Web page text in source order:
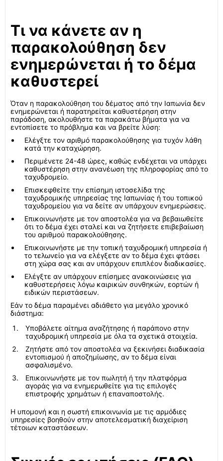
Τι να κάνετε αν η
παρακολούθηση δεν
ενημερώνεται ή το δέμα
καθυστερεί
Όταν η παρακολούθηση του δέματος από την Ιαπωνία δεν
ενημερώνεται ή παρατηρείται καθυστέρηση στην
παράδοση, ακολουθήστε τα παρακάτω βήματα για να
εντοπίσετε το πρόβλημα και να βρείτε λύση:
Ελέγξτε τον αριθμό παρακολούθησης για τυχόν λάθη
κατά την καταχώρηση.
Περιμένετε 24-48 ώρες, καθώς ενδέχεται να υπάρχει
καθυστέρηση στην ανανέωση της πληροφορίας από το
ταχυδρομείο.
Επισκεφθείτε την επίσημη ιστοσελίδα της
ταχυδρομικής υπηρεσίας της Ιαπωνίας ή του τοπικού
ταχυδρομείου για να δείτε αν υπάρχουν ενημερώσεις.
Επικοινωνήστε με τον αποστολέα για να βεβαιωθείτε
ότι το δέμα έχει σταλεί και να ζητήσετε επιβεβαίωση
του αριθμού παρακολούθησης.
Επικοινωνήστε με την τοπική ταχυδρομική υπηρεσία ή
το τελωνείο για να ελέγξετε αν το δέμα έχει φτάσει
στη χώρα σας και αν υπάρχουν επιπλέον διαδικασίες.
Ελέγξτε αν υπάρχουν επίσημες ανακοινώσεις για
καθυστερήσεις λόγω καιρικών συνθηκών, εορτών ή
ειδικών περιστάσεων.
Εάν το δέμα παραμένει αδιάθετο για μεγάλο χρονικό
διάστημα:
Υποβάλετε αίτημα αναζήτησης ή παράπονο στην
ταχυδρομική υπηρεσία με όλα τα σχετικά στοιχεία.
Ζητήστε από τον αποστολέα να ξεκινήσει διαδικασία
εντοπισμού ή αποζημίωσης, αν το δέμα είναι
ασφαλισμένο.
Επικοινωνήστε με τον πωλητή ή την πλατφόρμα
αγοράς για να ενημερωθείτε για τις επιλογές
επιστροφής χρημάτων ή επαναποστολής.
Η υπομονή και η σωστή επικοινωνία με τις αρμόδιες
υπηρεσίες βοηθούν στην αποτελεσματική διαχείριση
τέτοιων καταστάσεων.